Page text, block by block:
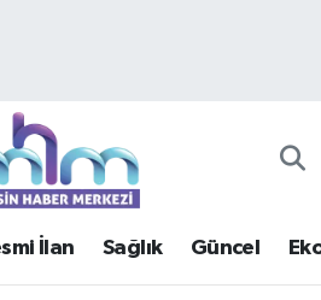
İlan Sağlık Güncel
Haritası
ve Fikstür